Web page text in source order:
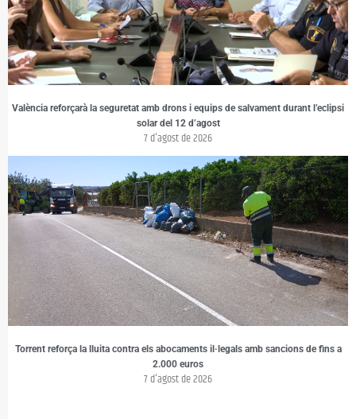
València reforçarà la seguretat amb drons i equips de salvament durant l’eclipsi
solar del 12 d’agost
7 d'agost de 2026
Torrent reforça la lluita contra els abocaments il·legals amb sancions de fins a
2.000 euros
7 d'agost de 2026